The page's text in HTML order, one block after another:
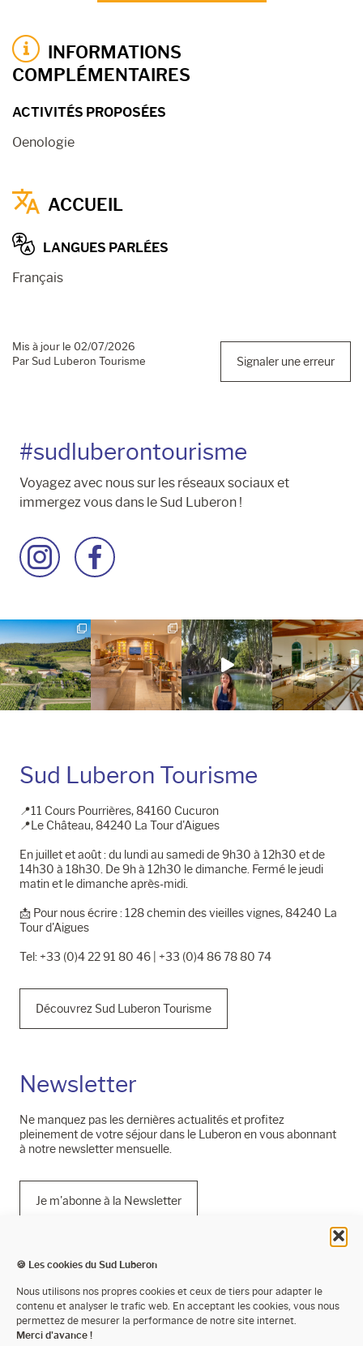
🍪 Les cookies du Sud Luberon
Nous utilisons nos propres cookies et ceux de tiers pour adapter le
contenu et analyser le trafic web. En acceptant les cookies, vous nous
permettez de mesurer la performance de notre site internet.
Merci d'avance !
INFORMATIONS
COMPLÉMENTAIRES
ACTIVITÉS PROPOSÉES
Oenologie
ACCUEIL
LANGUES PARLÉES
Français
Mis à jour le 02/07/2026
Par Sud Luberon Tourisme
Signaler une erreur
#sudluberontourisme
Voyagez avec nous sur les réseaux sociaux et
immergez vous dans le Sud Luberon !
Accéder
à
Instagram
Accéder
à
Facebook
Sud Luberon Tourisme
📍11 Cours Pourrières, 84160 Cucuron
📍Le Château, 84240 La Tour d'Aigues
En juillet et août : du lundi au samedi de 9h30 à 12h30 et de
14h30 à 18h30. De 9h à 12h30 le dimanche. Fermé le jeudi
matin et le dimanche après-midi.
📩​ Pour nous écrire : 128 chemin des vieilles vignes, 84240 La
Tour d'Aigues
Tel: +33 (0)4 22 91 80 46 | +33 (0)4 86 78 80 74
Découvrez Sud Luberon Tourisme
Newsletter
Ne manquez pas les dernières actualités et profitez
pleinement de votre séjour dans le Luberon en vous abonnant
à notre newsletter mensuelle.
Je m'abonne à la Newsletter
Mentions légales
Politique de confidentialité